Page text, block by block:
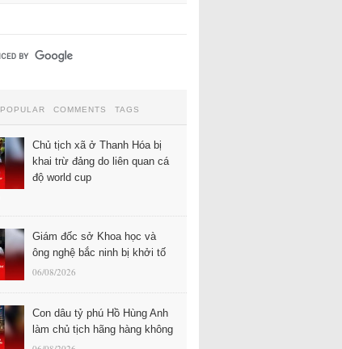
POPULAR COMMENTS TAGS
Chủ tịch xã ở Thanh Hóa bị
khai trừ đảng do liên quan cá
độ world cup
Giám đốc sở Khoa học và
ông nghệ bắc ninh bị khởi tố
06/08/2026
Con dâu tỷ phú Hồ Hùng Anh
làm chủ tịch hãng hàng không